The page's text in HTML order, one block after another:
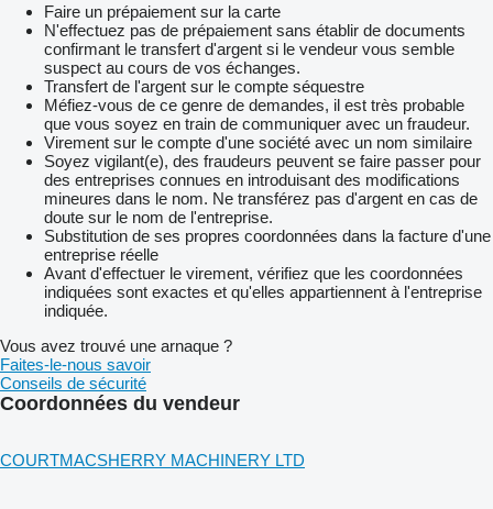
Faire un prépaiement sur la carte
N'effectuez pas de prépaiement sans établir de documents
confirmant le transfert d'argent si le vendeur vous semble
suspect au cours de vos échanges.
Transfert de l'argent sur le compte séquestre
Méfiez-vous de ce genre de demandes, il est très probable
que vous soyez en train de communiquer avec un fraudeur.
Virement sur le compte d'une société avec un nom similaire
Soyez vigilant(e), des fraudeurs peuvent se faire passer pour
des entreprises connues en introduisant des modifications
mineures dans le nom. Ne transférez pas d'argent en cas de
doute sur le nom de l'entreprise.
Substitution de ses propres coordonnées dans la facture d'une
entreprise réelle
Avant d'effectuer le virement, vérifiez que les coordonnées
indiquées sont exactes et qu'elles appartiennent à l'entreprise
indiquée.
Vous avez trouvé une arnaque ?
Faites-le-nous savoir
Conseils de sécurité
Coordonnées du vendeur
COURTMACSHERRY MACHINERY LTD